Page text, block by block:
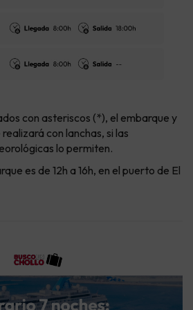
con asteriscos (*), el embarque y
con lanchas, si las
lo permiten.
es de 12h a 16h, en el puerto de El